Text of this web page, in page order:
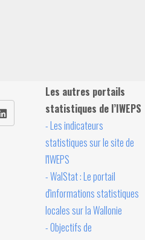
Les autres portails
statistiques de l’IWEPS
- Les indicateurs
statistiques sur le site de
l'IWEPS
- WalStat : Le portail
d'informations statistiques
locales sur la Wallonie
- Objectifs de